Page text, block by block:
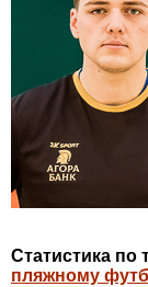
Статистика по
пляжному